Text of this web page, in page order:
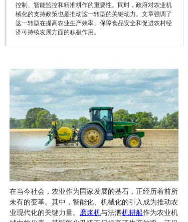
控制、智能监控和精准耕作的重要性。同时，政府对农业机
械化的支持政策也是推动这一转型的关键动力。文章强调了
这一转型在提高农业生产效率、保障食品安全和促进农村经
济可持续发展方面的积极作用。
在当今社会，农业作为国家发展的基石，正经历着前所
未有的变革。其中，智能化、机械化的引入成为推动农
业现代化的关键力量。 磨浆机与法泗机耕船作为农业机